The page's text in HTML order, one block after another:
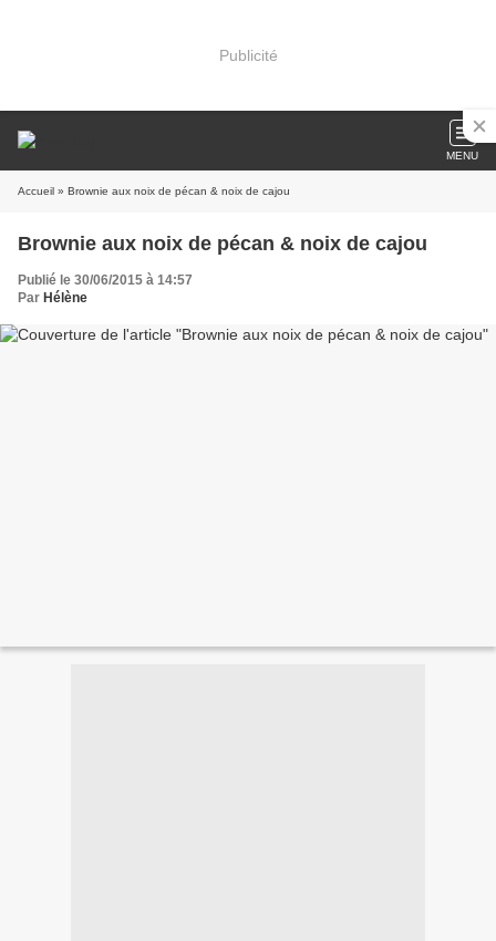
Publicité
MENU
Accueil » Brownie aux noix de pécan & noix de cajou
Brownie aux noix de pécan & noix de cajou
Publié le 30/06/2015 à 14:57
Par Hélène